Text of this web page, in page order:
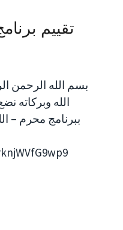
تقييم برنامج
بسم الله الرحمن
الله وبركاته
ببرنامج محرم –